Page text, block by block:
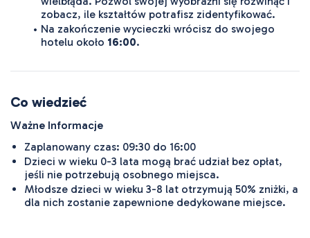
zobacz, ile kształtów potrafisz zidentyfikować.
Na zakończenie wycieczki wrócisz do swojego
hotelu około 16:00.
Co wiedzieć
Ważne Informacje
Zaplanowany czas: 09:30 do 16:00
Dzieci w wieku 0-3 lata mogą brać udział bez opłat,
jeśli nie potrzebują osobnego miejsca.
Młodsze dzieci w wieku 3-8 lat otrzymują 50% zniżki, a
dla nich zostanie zapewnione dedykowane miejsce.